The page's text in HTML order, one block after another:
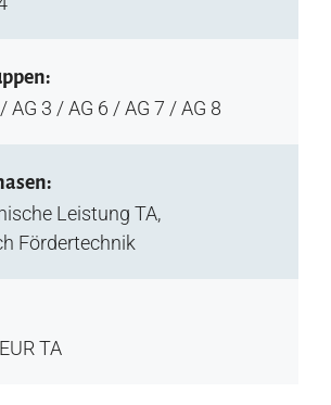
AG 3 / AG 6 / AG 7 / AG 8
Leistung TA,
Fördertechnik
TA